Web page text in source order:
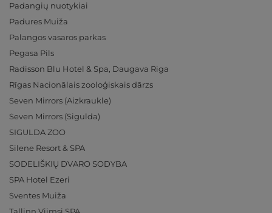
Padangių nuotykiai
Padures Muiža
Palangos vasaros parkas
Pegasa Pils
Radisson Blu Hotel & Spa, Daugava Riga
Rīgas Nacionālais zooloģiskais dārzs
Seven Mirrors (Aizkraukle)
Seven Mirrors (Sigulda)
SIGULDA ZOO
Silene Resort & SPA
SODELIŠKIŲ DVARO SODYBA
SPA Hotel Ezeri
Sventes Muiža